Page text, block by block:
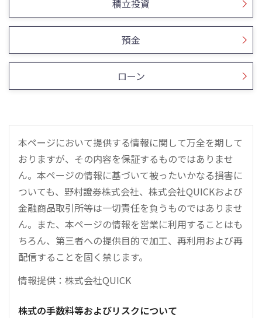
積立投資
預金
ローン
本ページにおいて提供する情報に関して万全を期して
おりますが、その内容を保証するものではありませ
ん。本ページの情報に基づいて被ったいかなる損害に
ついても、野村證券株式会社、株式会社QUICKおよび
金融商品取引所等は一切責任を負うものではありませ
ん。また、本ページの情報を営業に利用することはも
ちろん、第三者への提供目的で加工、再利用および再
配信することを固く禁じます。
情報提供：株式会社QUICK
株式の手数料等およびリスクについて